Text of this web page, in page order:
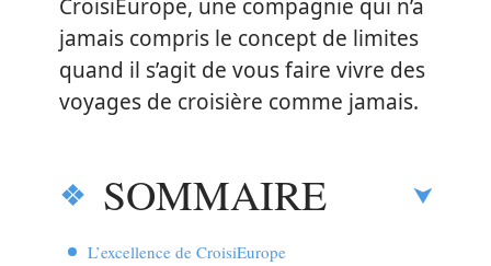
CroisiEurope, une compagnie qui n’a
jamais compris le concept de limites
quand il s’agit de vous faire vivre des
voyages de croisière comme jamais.
SOMMAIRE
L’excellence de CroisiEurope